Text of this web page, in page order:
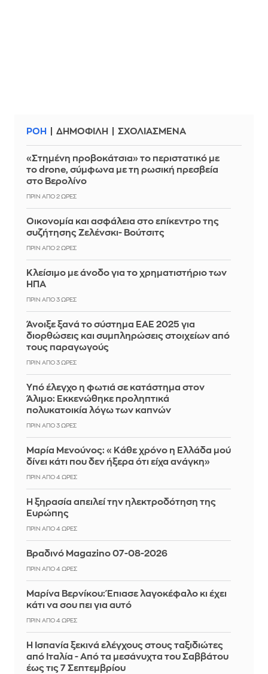
ΡΟΗ ΔΗΜΟΦΙΛΗ ΣΧΟΛΙΑΣΜΕΝΑ
«Στημένη προβοκάτσια» το περιστατικό με
το drone, σύμφωνα με τη ρωσική πρεσβεία
στο Βερολίνο
ΠΡΙΝ ΑΠΌ 2 ΏΡΕΣ
Οικονομία και ασφάλεια στο επίκεντρο της
συζήτησης Ζελένσκι- Βούτσιτς
ΠΡΙΝ ΑΠΌ 2 ΏΡΕΣ
Κλείσιμο με άνοδο για το χρηματιστήριο των
ΗΠΑ
ΠΡΙΝ ΑΠΌ 3 ΏΡΕΣ
Άνοιξε ξανά το σύστημα ΕΑΕ 2025 για
διορθώσεις και συμπληρώσεις στοιχείων από
τους παραγωγούς
ΠΡΙΝ ΑΠΌ 3 ΏΡΕΣ
Yπό έλεγχο η φωτιά σε κατάστημα στον
Άλιμο: Εκκενώθηκε προληπτικά
πολυκατοικία λόγω των καπνών
ΠΡΙΝ ΑΠΌ 3 ΏΡΕΣ
Μαρία Μενούνος: «Κάθε χρόνο η Ελλάδα μού
δίνει κάτι που δεν ήξερα ότι είχα ανάγκη»
ΠΡΙΝ ΑΠΌ 4 ΏΡΕΣ
Η ξηρασία απειλεί την ηλεκτροδότηση της
Ευρώπης
ΠΡΙΝ ΑΠΌ 4 ΏΡΕΣ
Βραδινό Magazino 07-08-2026
ΠΡΙΝ ΑΠΌ 4 ΏΡΕΣ
Μαρίνα Βερνίκου: Έπιασε λαγοκέφαλο κι έχει
κάτι να σου πει για αυτό
ΠΡΙΝ ΑΠΌ 4 ΏΡΕΣ
Η Ισπανία ξεκινά ελέγχους στους ταξιδιώτες
από Ιταλία - Από τα μεσάνυχτα του Σαββάτου
έως τις 7 Σεπτεμβρίου